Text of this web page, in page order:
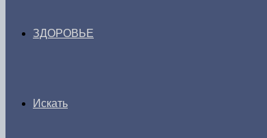
ЗДОРОВЬЕ
Искать